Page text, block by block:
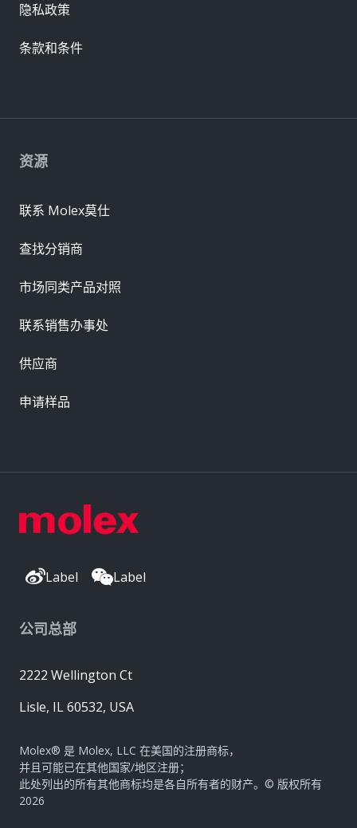
Label Label
公司总部
2222 Wellington Ct
Lisle, IL 60532, USA
Molex® 是 Molex, LLC 在美国的注册商标，
并且可能已在其他国家/地区注册；
此处列出的所有其他商标均是各自所有者的财产。© 版权所有
2026
资源
联系 Molex莫仕
查找分销商
市场同类产品对照
联系销售办事处
供应商
申请样品
隐私政策
条款和条件